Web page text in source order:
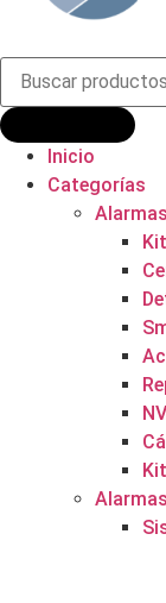
Búsqueda
productos
Inicio
Categorías